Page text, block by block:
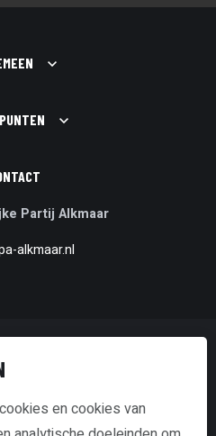
Partij Alkmaar
alkmaar.nl
Partij Alkmaar
& Copyrighten cookies van